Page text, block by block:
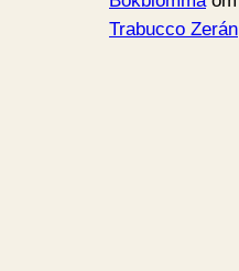
Trabucco Zerán